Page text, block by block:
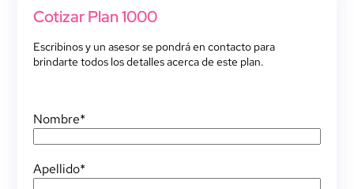
Cotizar Plan 1000
Escribinos y un asesor se pondrá en contacto para
brindarte todos los detalles acerca de este plan.
Nombre*
Apellido*